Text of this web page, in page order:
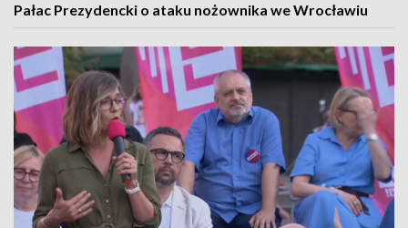
Pałac Prezydencki o ataku nożownika we Wrocławiu